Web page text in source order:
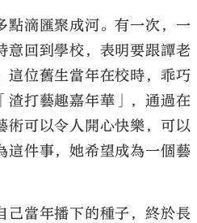
點滴匯聚成河。有一次，一
意回到學校，表明要跟譚老
這位舊生當年在校時，乖巧
渣打藝趣嘉年華」，通過在
術可以令人開心快樂，可以
這件事，她希望成為一個藝
己當年播下的種子，終於長